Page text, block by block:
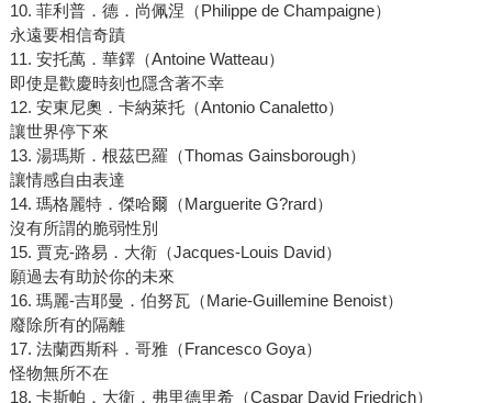
10. 菲利普．德．尚佩涅（Philippe de Champaigne）
永遠要相信奇蹟
11. 安托萬．華鐸（Antoine Watteau）
即使是歡慶時刻也隱含著不幸
12. 安東尼奧．卡納萊托（Antonio Canaletto）
讓世界停下來
13. 湯瑪斯．根茲巴羅（Thomas Gainsborough）
讓情感自由表達
14. 瑪格麗特．傑哈爾（Marguerite G?rard）
沒有所謂的脆弱性別
15. 賈克-路易．大衛（Jacques-Louis David）
願過去有助於你的未來
16. 瑪麗-吉耶曼．伯努瓦（Marie-Guillemine Benoist）
廢除所有的隔離
17. 法蘭西斯科．哥雅（Francesco Goya）
怪物無所不在
18. 卡斯帕．大衛．弗里德里希（Caspar David Friedrich）